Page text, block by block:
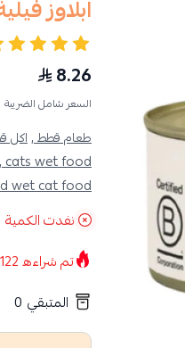
ابلاوز
8.26
السعر شامل الضريبة
طعام قطط ,اكل
cats wet food ,
wet cat food ,
نفدت الكمية
تم شراءه
المتبقي 0